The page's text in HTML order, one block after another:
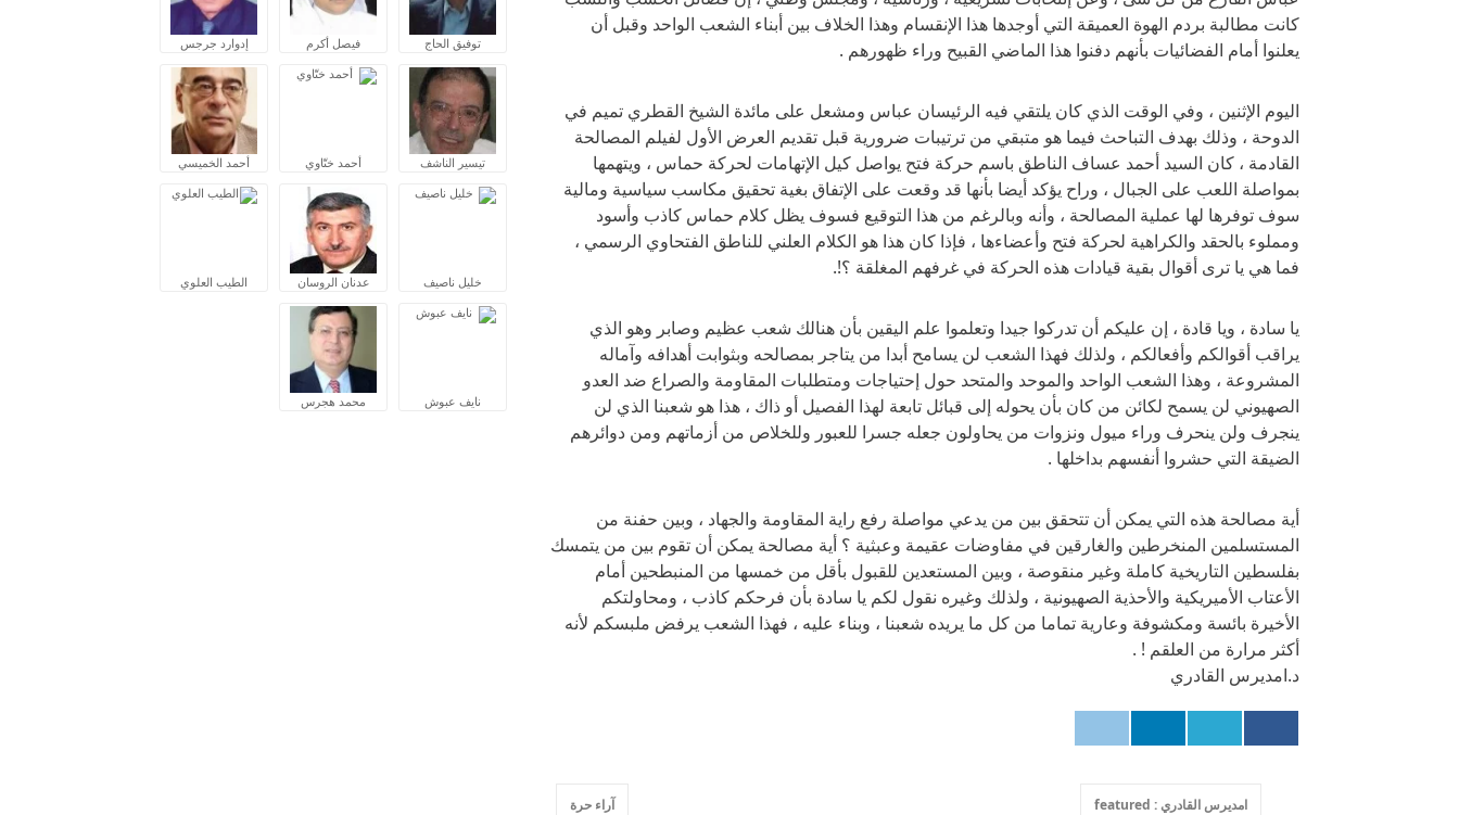
كانت مطالبة بردم الهوة العميقة التي أوجدها هذا الإنقسام وهذا الخلاف بين أبناء الشعب الواحد وقبل أن
يعلنوا أمام الفضائيات بأنهم دفنوا هذا الماضي القبيح وراء ظهورهم .
اليوم الإثنين ، وفي الوقت الذي كان يلتقي فيه الرئيسان عباس ومشعل على مائدة الشيخ القطري تميم في
الدوحة ، وذلك بهدف التباحث فيما هو متبقي من ترتيبات ضرورية قبل تقديم العرض الأول لفيلم المصالحة
القادمة ، كان السيد أحمد عساف الناطق باسم حركة فتح يواصل كيل الإتهامات لحركة حماس ، ويتهمها
بمواصلة اللعب على الجبال ، وراح يؤكد أيضا بأنها قد وقعت على الإتفاق بغية تحقيق مكاسب سياسية ومالية
سوف توفرها لها عملية المصالحة ، وأنه وبالرغم من هذا التوقيع فسوف يظل كلام حماس كاذب وأسود
ومملوء بالحقد والكراهية لحركة فتح وأعضاءها ، فإذا كان هذا هو الكلام العلني للناطق الفتحاوي الرسمي ،
فما هي يا ترى أقوال بقية قيادات هذه الحركة في غرفهم المغلقة ؟!.
يا سادة ، ويا قادة ، إن عليكم أن تدركوا جيدا وتعلموا علم اليقين بأن هنالك شعب عظيم وصابر وهو الذي
يراقب أقوالكم وأفعالكم ، ولذلك فهذا الشعب لن يسامح أبدا من يتاجر بمصالحه وبثوابت أهدافه وآماله
المشروعة ، وهذا الشعب الواحد والموحد والمتحد حول إحتياجات ومتطلبات المقاومة والصراع ضد العدو
الصهيوني لن يسمح لكائن من كان بأن يحوله إلى قبائل تابعة لهذا الفصيل أو ذاك ، هذا هو شعبنا الذي لن
ينجرف ولن ينحرف وراء ميول ونزوات من يحاولون جعله جسرا للعبور وللخلاص من أزماتهم ومن دوائرهم
الضيقة التي حشروا أنفسهم بداخلها .
أية مصالحة هذه التي يمكن أن تتحقق بين من يدعي مواصلة رفع راية المقاومة والجهاد ، وبين حفنة من
المستسلمين المنخرطين والغارقين في مفاوضات عقيمة وعبثية ؟ أية مصالحة يمكن أن تقوم بين من يتمسك
بفلسطين التاريخية كاملة وغير منقوصة ، وبين المستعدين للقبول بأقل من خمسها من المنبطحين أمام
الأعتاب الأميريكية والأحذية الصهيونية ، ولذلك وغيره نقول لكم يا سادة بأن فرحكم كاذب ، ومحاولتكم
الأخيرة بائسة ومكشوفة وعارية تماما من كل ما يريده شعبنا ، وبناء عليه ، فهذا الشعب يرفض ملبسكم لأنه
أكثر مرارة من العلقم ! .
د.امديرس القادري
امديرس القادري : featured آراء حرة
توفيق الحاج فيصل أكرم إدوارد جرجس
تيسير الناشف أحمد ختّاوي أحمد الخميسي
خليل ناصيف عدنان الروسان الطيب العلوي
نايف عبوش محمد هجرس